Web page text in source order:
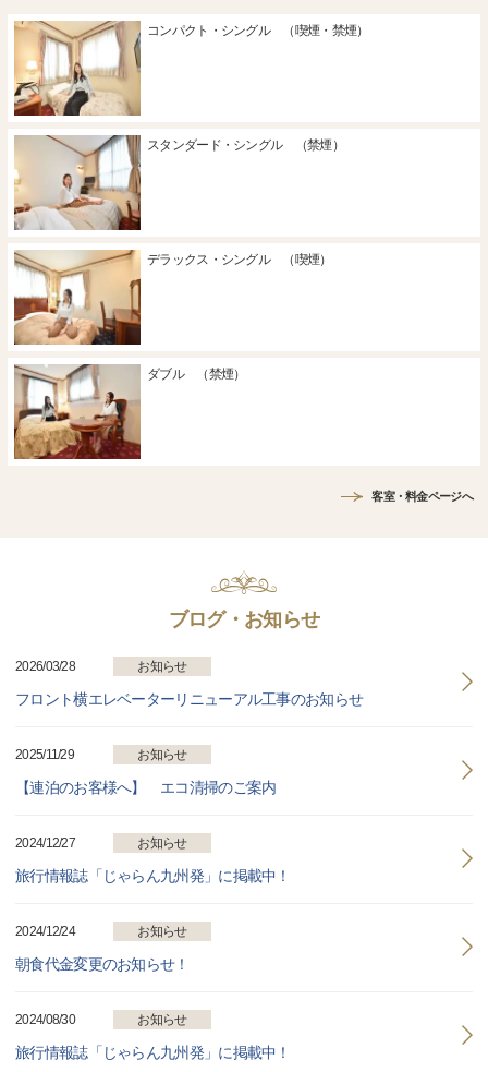
コンパクト・シングル （喫煙・禁煙）
スタンダード・シングル （禁煙）
デラックス・シングル （喫煙）
ダブル （禁煙）
客室・料金ページへ
ブログ・お知らせ
2026/03/28 お知らせ
フロント横エレベーターリニューアル工事のお知らせ
2025/11/29 お知らせ
【連泊のお客様へ】 エコ清掃のご案内
2024/12/27 お知らせ
旅行情報誌「じゃらん九州発」に掲載中！
2024/12/24 お知らせ
朝食代金変更のお知らせ！
2024/08/30 お知らせ
旅行情報誌「じゃらん九州発」に掲載中！